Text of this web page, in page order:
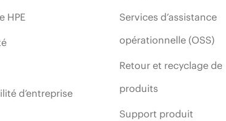
HPE
d’entreprise
Services d’assistance
opérationnelle (OSS)
Retour et recyclage de
produits
Support produit